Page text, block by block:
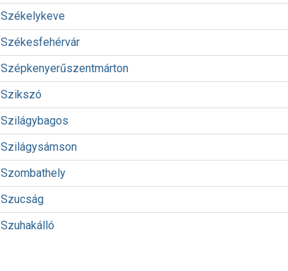
Székelykeve
Székesfehérvár
Szépkenyerűszentmárton
Szikszó
Szilágybagos
Szilágysámson
Szombathely
Szucság
Szuhakálló